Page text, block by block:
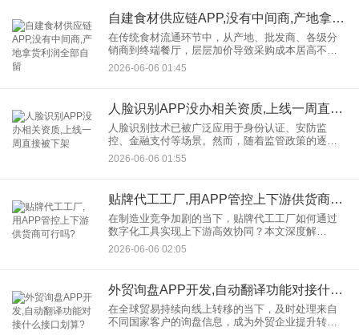
自建食材供应链APP,没有中间商,产地拿货利润全部自留
在传统食材流通环节中，从产地、批发商、各级分
销商到终端餐厅，层层加价导致采购成本居高不
下。为此，越来越多的餐饮连锁品牌与食材企业开
始关注并投入自建食材供应链APP的建设中，试图
2026-06-06 01:45
人脸识别APP没办相关资质,上线一周直接被下架
人脸识别技术已被广泛应用于身份认证、安防监
控、金融支付等场景。然而，随着监管政策的逐步
完善，人脸识别APP的合规门槛也在不断提高。最
近，一款新上线的人脸识别APP因为未办理相关资
2026-06-06 01:55
贴牌代工工厂,用APP管控上下游供货商可行吗?
在制造业竞争加剧的当下，贴牌代工工厂如何通过
数字化工具实现上下游高效协同？本文深度解
析“APP管控供货商”模式在贴牌代工领域的应用价
值，结合行业案例与数据，探讨如何通过贴牌代工
2026-06-06 02:05
外贸询盘APP开发,自动翻译功能对接什么接口划算?
在全球贸易持续向线上转移的当下，及时处理来自
不同国家客户的询盘信息，成为外贸企业提升转化